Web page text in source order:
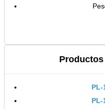
PL-
PL-